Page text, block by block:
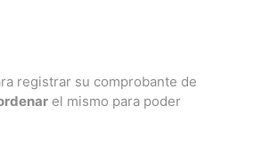
registrar su comprobante de
el mismo para poder